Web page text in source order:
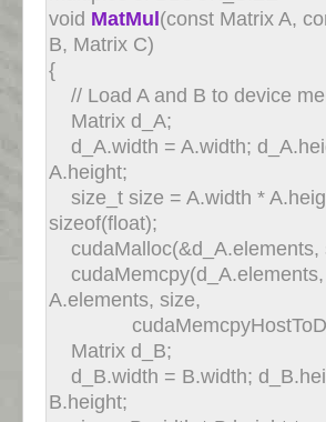
void MatMul (const Matrix A,
B, Matrix C)
{
// Load A and B to device
Matrix d_A;
d_A.width = A.width;
A.height;
size_t size = A.width *
sizeof(float);
cudaMalloc(&d_A.elements,
cudaMemcpy(d_A.elements,
A.elements, size,
Matrix d_B;
d_B.width = B.width;
B.height;